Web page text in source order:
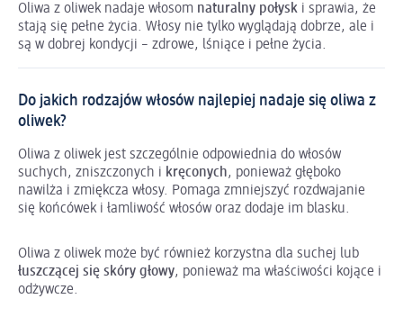
Oliwa z oliwek nadaje włosom naturalny połysk i sprawia, że
stają się pełne życia. Włosy nie tylko wyglądają dobrze, ale i
są w dobrej kondycji – zdrowe, lśniące i pełne życia.
Do jakich rodzajów włosów najlepiej nadaje się oliwa z
oliwek?
Oliwa z oliwek jest szczególnie odpowiednia do włosów
suchych, zniszczonych i kręconych, ponieważ głęboko
nawilża i zmiękcza włosy. Pomaga zmniejszyć rozdwajanie
się końcówek i łamliwość włosów oraz dodaje im blasku.
Oliwa z oliwek może być również korzystna dla suchej lub
łuszczącej się skóry głowy, ponieważ ma właściwości kojące i
odżywcze.